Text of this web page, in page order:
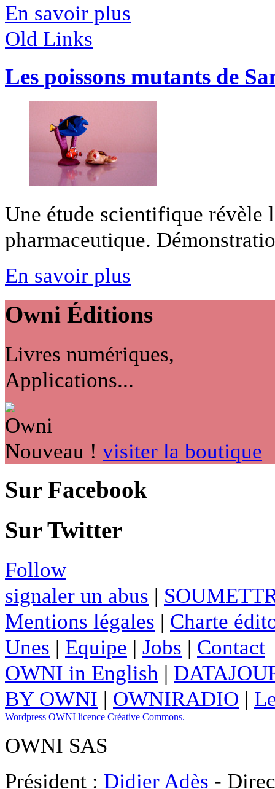
En savoir plus
Old Links
Les poissons mutants de
Une étude scientifique
pharmaceutique.
En savoir plus
Owni Éditions
Livres numériques,
Applications...
Nouveau ! visiter la boutique
Sur Facebook
Sur Twitter
Follow
signaler un abus |
Mentions légales | Charte
Unes | Equipe | Jobs | Contact
OWNI in English |
BY OWNI | OWNIRADIO |
Wordpress OWNI licence Créative Commons.
OWNI SAS
Président : Didier Adès -